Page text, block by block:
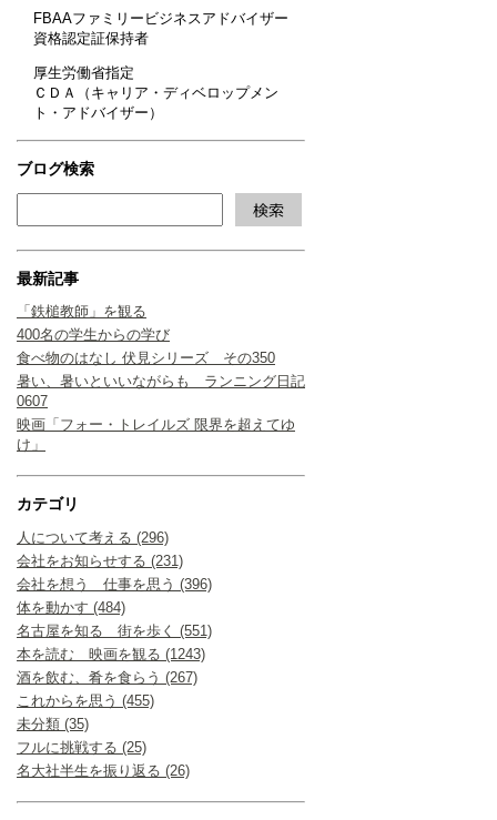
FBAAファミリービジネスアドバイザー
資格認定証保持者
厚生労働省指定
ＣＤＡ（キャリア・ディベロップメン
ト・アドバイザー）
ブログ検索
最新記事
「鉄槌教師」を観る
400名の学生からの学び
食べ物のはなし 伏見シリーズ その350
暑い、暑いといいながらも ランニング日記
0607
映画「フォー・トレイルズ 限界を超えてゆ
け」
カテゴリ
人について考える (296)
会社をお知らせする (231)
会社を想う 仕事を思う (396)
体を動かす (484)
名古屋を知る 街を歩く (551)
本を読む 映画を観る (1243)
酒を飲む、肴を食らう (267)
これからを思う (455)
未分類 (35)
フルに挑戦する (25)
名大社半生を振り返る (26)